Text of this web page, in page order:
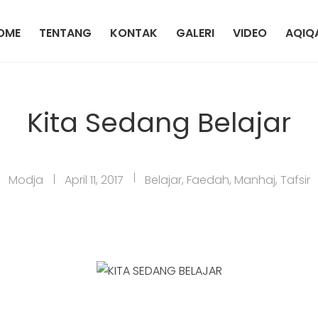
TENTANG KONTAK GALERI VIDEO
Kita Sedang Belajar
Modja April 11, 2017 Belajar, Faedah, Manhaj, Tafsir